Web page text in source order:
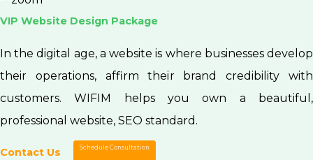
VIP Website Design Package
In the digital age, a website is where businesses develop
their operations, affirm their brand credibility with
customers. WIFIM helps you own a beautiful,
professional website, SEO standard.
Contact Us Schedule Consultation